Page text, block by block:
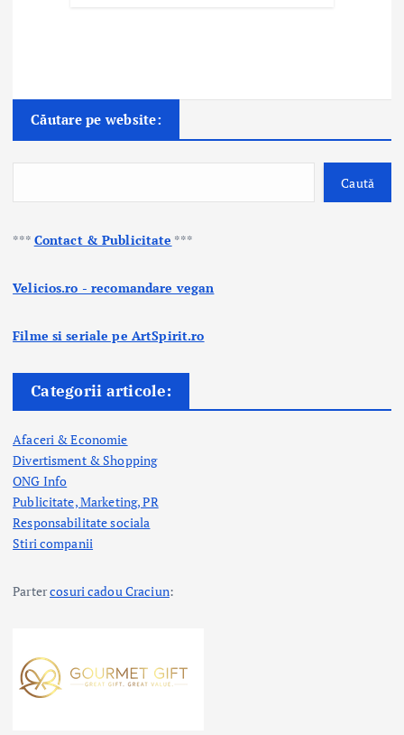
Căutare pe website:
Caută
*** Contact & Publicitate ***
Velicios.ro - recomandare vegan
Filme si seriale pe ArtSpirit.ro
Categorii articole:
Afaceri & Economie
Divertisment & Shopping
ONG Info
Publicitate, Marketing, PR
Responsabilitate sociala
Stiri companii
Partercosuri cadou Craciun: